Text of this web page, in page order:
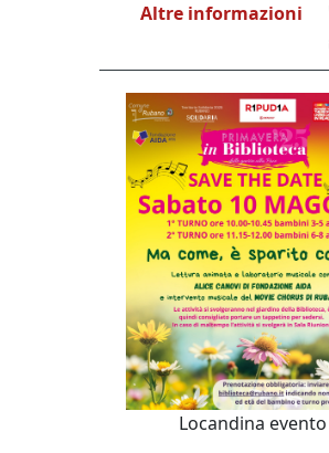
Altre informazioni
Locandina evento